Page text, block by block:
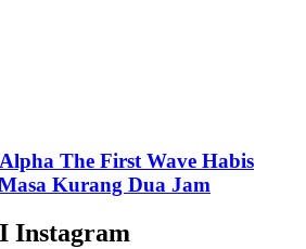
The First Wave Habis
Kurang Dua Jam
Instagram